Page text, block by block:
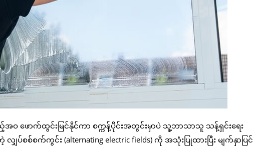
ဝ ဖောက်ထွင်းမြင်နိုင်ကာ စက္ကန့်ပိုင်းအတွင်းမှာပဲ သူ့ဘာသာသူ သန့်ရှင်းရေး
စ်စက်ကွင်း (alternating electric fields) ကို အသုံးပြုထားပြီး မျက်နှာပြင်